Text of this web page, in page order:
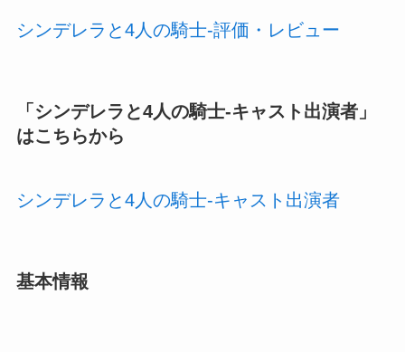
シンデレラと4人の騎士-評価・レビュー
「 シンデレラと4人の騎士-キャスト出演者」
はこちらから
シンデレラと4人の騎士-キャスト出演者
基本情報